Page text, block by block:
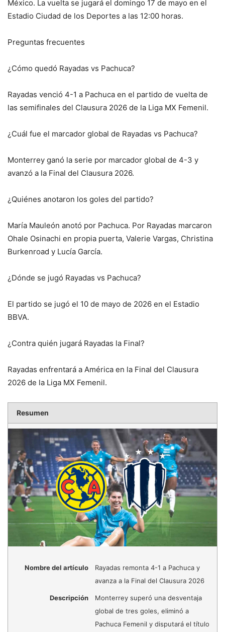
México. La vuelta se jugará el domingo 17 de mayo en el
Estadio Ciudad de los Deportes a las 12:00 horas.
Preguntas frecuentes
¿Cómo quedó Rayadas vs Pachuca?
Rayadas venció 4-1 a Pachuca en el partido de vuelta de
las semifinales del Clausura 2026 de la Liga MX Femenil.
¿Cuál fue el marcador global de Rayadas vs Pachuca?
Monterrey ganó la serie por marcador global de 4-3 y
avanzó a la Final del Clausura 2026.
¿Quiénes anotaron los goles del partido?
María Mauleón anotó por Pachuca. Por Rayadas marcaron
Ohale Osinachi en propia puerta, Valerie Vargas, Christina
Burkenroad y Lucía García.
¿Dónde se jugó Rayadas vs Pachuca?
El partido se jugó el 10 de mayo de 2026 en el Estadio
BBVA.
¿Contra quién jugará Rayadas la Final?
Rayadas enfrentará a América en la Final del Clausura
2026 de la Liga MX Femenil.
Resumen
Nombre del artículo
Rayadas remonta 4-1 a Pachuca y
avanza a la Final del Clausura 2026
Descripción
Monterrey superó una desventaja
global de tres goles, eliminó a
Pachuca Femenil y disputará el título